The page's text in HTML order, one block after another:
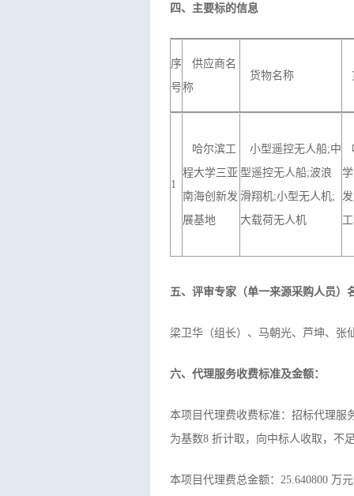
四、主要标的信息
序
号
供应商名
称
货物名称
1
哈尔滨工
程大学三亚
南海创新发
展基地
小型遥控无人船;中
型遥控无人船;波浪
滑翔机;小型无人机;
大载荷无人机
五、评审专家（单一来源采购人员）
梁卫华（组长）、马朝光、芦坤、张
六、代理服务收费标准及金额：
本项目代理费收费标准：招标代理服
为基数8 折计取，向中标人收取，不
本项目代理费总金额：25.640800 万